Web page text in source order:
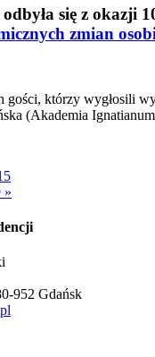
się z okazji
zmian
gości, którzy wygłosili
(Akademia
»
952 Gdańsk